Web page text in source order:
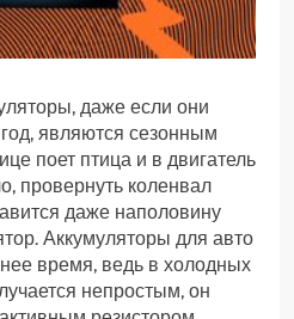
даже если они
являются сезонным
поет птица и в двигатель
провернуть коленвал
даже наполовину
Аккумуляторы для авто
время, ведь в холодных
непростым, он